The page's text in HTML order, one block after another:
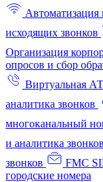
Автоматизация
исходящих звонков
Организация
опросов и сбор
Виртуальная
аналитика звонков
многоканальный
и аналитика звонков
звонков
FMC
городские номера